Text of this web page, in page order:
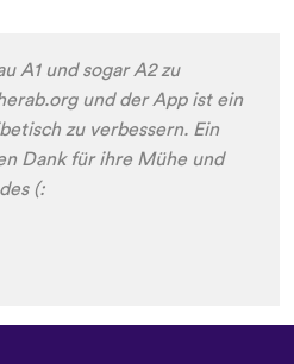
damit immer mehr neue
Sprachen lernen mit